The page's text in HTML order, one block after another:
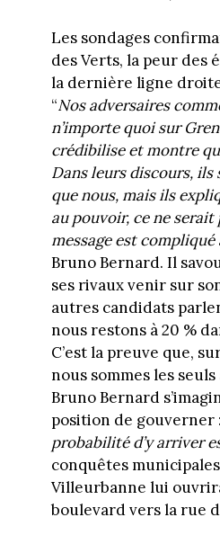
Les sondages
des Verts, la peur des
la dernière ligne
“Nos adversaires
n’importe quoi sur
crédibilise et montre
Dans leurs discours, ils
que nous, mais ils
au pouvoir, ce ne serait
message est compliqué
Bruno Bernard. Il
ses rivaux venir sur
autres candidats
nous restons à 20 %
C’est la preuve que,
nous sommes les
Bruno Bernard
position de gouverner
probabilité d’y arriver
conquêtes
Villeurbanne lui
boulevard vers la rue